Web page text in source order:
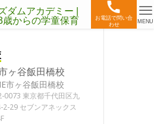
お電話で問い合
わせ
MENU
市ヶ谷飯田橋校
0073 東京都千代田区九
2-29 セブンアネックス